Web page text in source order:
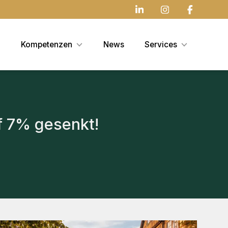
Kompetenzen News Services
gesenkt!